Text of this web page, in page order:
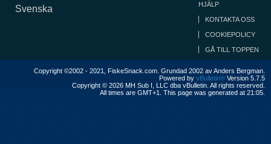
Svenska HJÄLP
KONTAKTA OSS
COOKIEPOLICY
GÅ TILL TOPPEN
Copyright ©2002 - 2021, FiskeSnack.com. Grundad 2002 av Anders Bergman.
Powered by vBulletin® Version 5.7.5
Copyright © 2026 MH Sub I, LLC dba vBulletin. All rights reserved.
All times are GMT+1. This page was generated at 21:05.